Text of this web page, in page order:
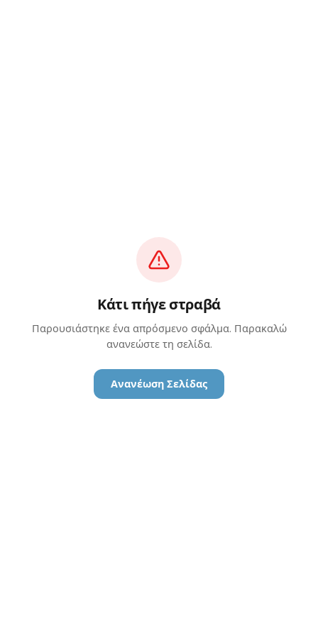
Κάτι πήγε στραβά
Παρουσιάστηκε ένα απρόσμενο σφάλμα. Παρακαλώ
ανανεώστε τη σελίδα.
Ανανέωση Σελίδας